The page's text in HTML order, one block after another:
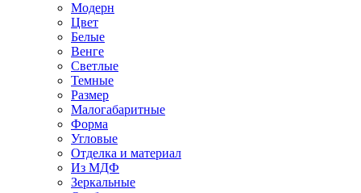
Модерн
Цвет
Белые
Венге
Светлые
Темные
Размер
Малогабаритные
Форма
Угловые
Отделка и материал
Из МДФ
Зеркальные